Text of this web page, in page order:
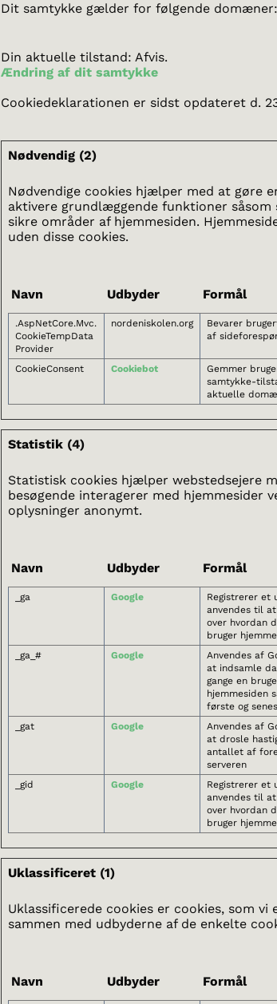
Dit samtykke gælder for følgende
Din aktuelle tilstand: Afvis.
Ændring af dit samtykke
Cookiedeklarationen er sidst opdateret d.
Nødvendig (2)
Nødvendige cookies hjælper med at gøre
aktivere grundlæggende funktioner såsom
sikre områder af hjemmesiden.
uden disse cookies.
Navn Udbyder Formål
.AspNetCore.Mvc.
CookieTempData
Provider
nordeniskolen.org
Bevarer
af
CookieConsent Cookiebot
Gemmer
samtykke-
aktuelle
Statistik (4)
Statistisk cookies hjælper webstedsejere
besøgende interagerer med hjemmesider
oplysninger anonymt.
Navn Udbyder Formål
_ga Google
Registrerer et
anvendes til
over hvordan
bruger
_ga_# Google
Anvendes af
at indsamle
gange en
hjemmesiden
første og
_gat Google
Anvendes af
at drosle
antallet af
serveren
_gid Google
Registrerer et
anvendes til
over hvordan
bruger
Uklassificeret (1)
Uklassificerede cookies er cookies, som
sammen med udbyderne af de enkelte
Navn Udbyder Formål